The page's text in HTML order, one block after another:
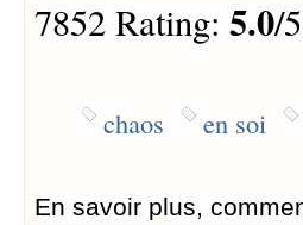
7852 Rating: 5.0/
chaos en soi
En savoir plus,